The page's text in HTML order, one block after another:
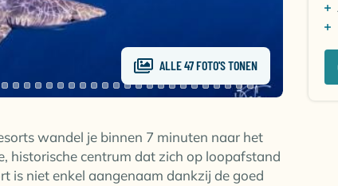
ALLE 47 FOTO'S TONEN
wandel je binnen 7 minuten naar het
historische centrum dat zich op loopafstand
is niet enkel aangenaam dankzij de goed